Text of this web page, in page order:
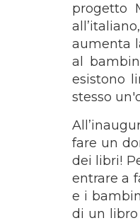
progetto
aumenta
al
esistono
stesso
fare un
dei libri!
entrare a
e i
di un libro